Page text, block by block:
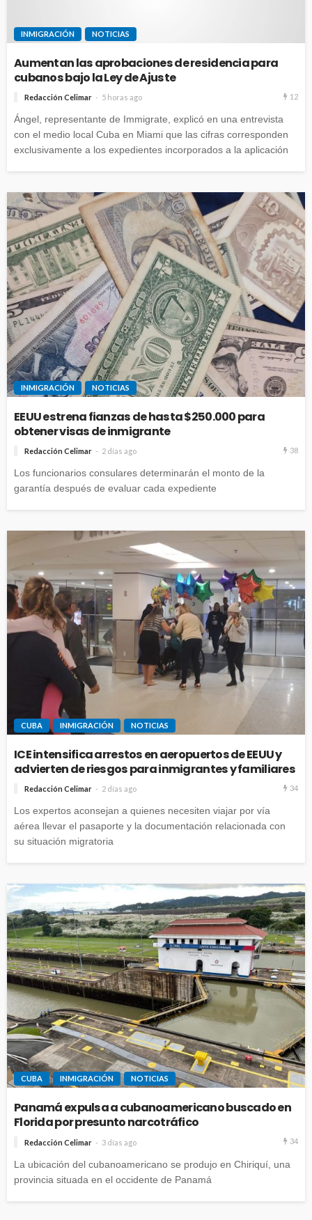
INMIGRACIÓN NOTICIAS
Aumentan las aprobaciones de residencia para
cubanos bajo la Ley de Ajuste
Redacción Celimar 5 horas ago 12
Ángel, representante de Immigrate, explicó en una entrevista
con el medio local Cuba en Miami que las cifras corresponden
exclusivamente a los expedientes incorporados a la aplicación
INMIGRACIÓN NOTICIAS
EEUU estrena fianzas de hasta $250.000 para
obtener visas de inmigrante
Redacción Celimar 2 días ago 38
Los funcionarios consulares determinarán el monto de la
garantía después de evaluar cada expediente
CUBA INMIGRACIÓN NOTICIAS
ICE intensifica arrestos en aeropuertos de EEUU y
advierten de riesgos para inmigrantes y familiares
Redacción Celimar 2 días ago 34
Los expertos aconsejan a quienes necesiten viajar por vía
aérea llevar el pasaporte y la documentación relacionada con
su situación migratoria
CUBA INMIGRACIÓN NOTICIAS
Panamá expulsa a cubanoamericano buscado en
Florida por presunto narcotráfico
Redacción Celimar 3 días ago 34
La ubicación del cubanoamericano se produjo en Chiriquí, una
provincia situada en el occidente de Panamá